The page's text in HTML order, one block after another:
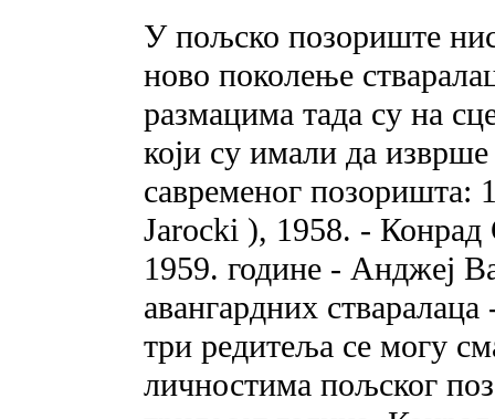
У пољско позориште
ново поколење
размацима тада су на
који су имали да изврше
савременог позоришта:
Jarocki ), 1958. -
1959. године - Анджеј
авангардних
три редитеља се могу
личностима пољског